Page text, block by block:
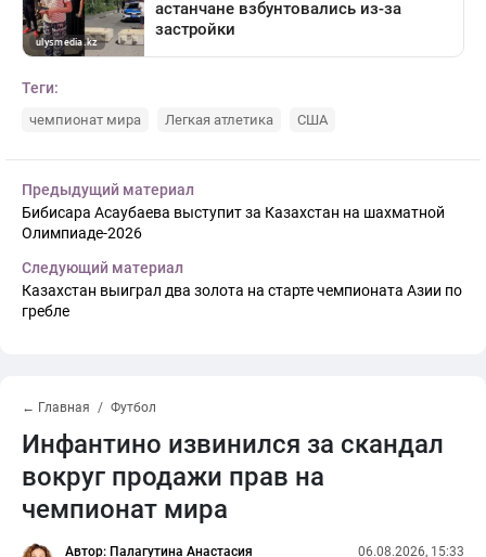
Теги:
чемпионат мира Легкая атлетика США
Предыдущий материал
Бибисара Асаубаева выступит за Казахстан на шахматной
Олимпиаде-2026
Следующий материал
Казахстан выиграл два золота на старте чемпионата Азии по
гребле
← Главная Футбол
Инфантино извинился за скандал
вокруг продажи прав на
чемпионат мира
Автор: Палагутина Анастасия 06.08.2026, 15:33